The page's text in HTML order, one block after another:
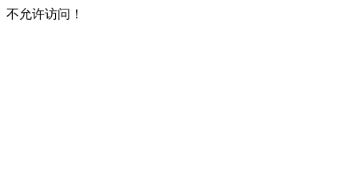
不允许访问！